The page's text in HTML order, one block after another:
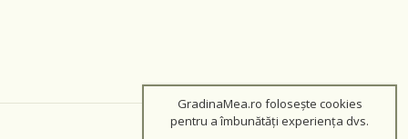
GradinaMea.ro folosește cookies
pentru a îmbunătăți experiența dvs.